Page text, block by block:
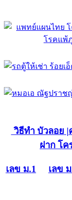
วิธีทำ บัวลอย |
ฝาก โค
เลข ม.1 เลข